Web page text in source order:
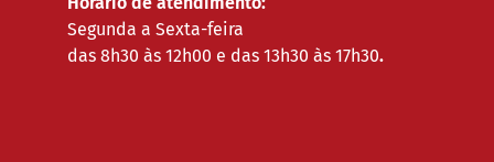
Segunda a Sexta-feira
das 8h30 às 12h00 e das 13h30 às 17h30.